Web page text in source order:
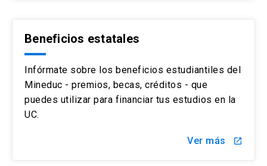
Beneficios estatales
Infórmate sobre los beneficios estudiantiles del
Mineduc - premios, becas, créditos - que
puedes utilizar para financiar tus estudios en la
UC.
Ver más launch